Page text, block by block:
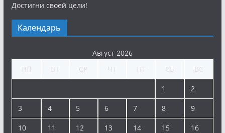
Достигни своей цели!
Календарь
Август 2026
1 2
3 4 5 6 7 8 9
10 11 12 13 14 15 16